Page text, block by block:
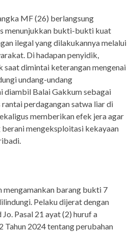
MF (26) berlangsung
menunjukkan bukti-bukti kuat
ilegal yang dilakukannya melalui
Di hadapan penyidik,
saat dimintai keterangan mengenai
undang-undang
diambil Balai Gakkum sebagai
perdagangan satwa liar di
memberikan efek jera agar
mengeksploitasi kekayaan
barang bukti 7
Pelaku dijerat dengan
Pasal 21 ayat (2) huruf a
Tahun 2024 tentang perubahan